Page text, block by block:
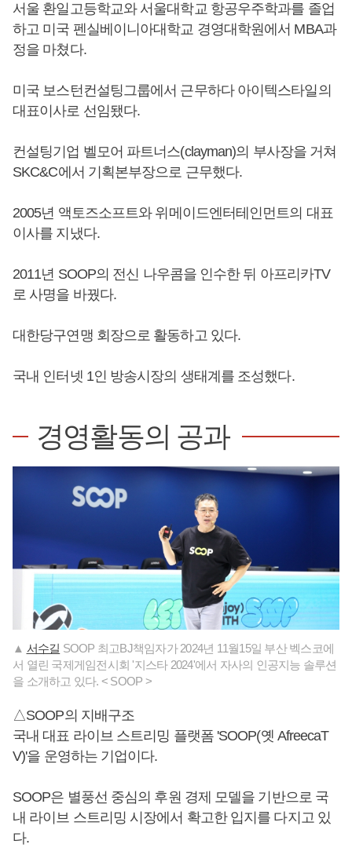
서울 환일고등학교와 서울대학교 항공우주학과를 졸업
하고 미국 펜실베이니아대학교 경영대학원에서 MBA과
정을 마쳤다.
미국 보스턴컨설팅그룹에서 근무하다 아이텍스타일의
대표이사로 선임됐다.
컨설팅기업 벨모어 파트너스(clayman)의 부사장을 거쳐
SKC&C에서 기획본부장으로 근무했다.
2005년 액토즈소프트와 위메이드엔터테인먼트의 대표
이사를 지냈다.
2011년 SOOP의 전신 나우콤을 인수한 뒤 아프리카TV
로 사명을 바꿨다.
대한당구연맹 회장으로 활동하고 있다.
국내 인터넷 1인 방송시장의 생태계를 조성했다.
경영활동의 공과
▲ 서수길 SOOP 최고BJ책임자가 2024년 11월15일 부산 벡스코에
서 열린 국제게임전시회 '지스타 2024'에서 자사의 인공지능 솔루션
을 소개하고 있다. < SOOP >
△SOOP의 지배구조
국내 대표 라이브 스트리밍 플랫폼 'SOOP(옛 AfreecaT
V)'을 운영하는 기업이다.
SOOP은 별풍선 중심의 후원 경제 모델을 기반으로 국
내 라이브 스트리밍 시장에서 확고한 입지를 다지고 있
다.